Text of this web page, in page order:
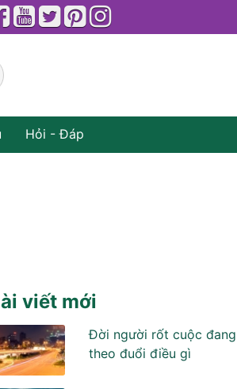
Hỏi - Đáp
viết mới
Đời người rốt cuộc đang
theo đuổi điều gì